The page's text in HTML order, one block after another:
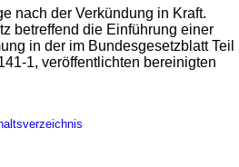
/ Entwurf / Begründung
|
nach der Verkündung in Kraft.
betreffend die Einführung einer
in der im Bundesgesetzblatt Teil
1, veröffentlichten bereinigten